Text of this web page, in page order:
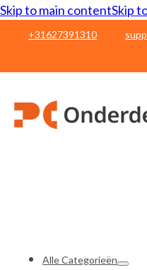
Skip to main contentSkip
+31627391310
Alle Categorieën